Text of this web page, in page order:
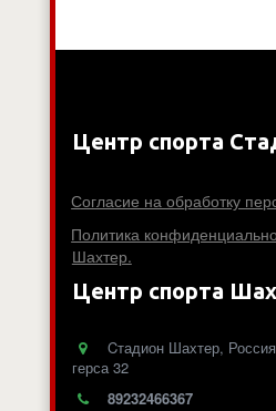
Центр спорта
Согласие на обработку
Политика
Шахтер.
Центр спорта
Cтадион Шахтер, Россия
герса 32
89232466367